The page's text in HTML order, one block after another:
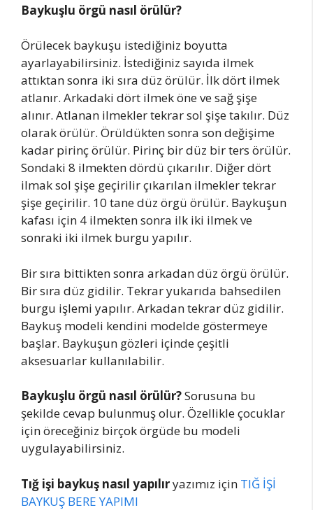
Baykuşlu örgü nasıl örülür?
Örülecek baykuşu istediğiniz boyutta
ayarlayabilirsiniz. İstediğiniz sayıda ilmek
attıktan sonra iki sıra düz örülür. İlk dört ilmek
atlanır. Arkadaki dört ilmek öne ve sağ şişe
alınır. Atlanan ilmekler tekrar sol şişe takılır. Düz
olarak örülür. Örüldükten sonra son değişime
kadar pirinç örülür. Pirinç bir düz bir ters örülür.
Sondaki 8 ilmekten dördü çıkarılır. Diğer dört
ilmak sol şişe geçirilir çıkarılan ilmekler tekrar
şişe geçirilir. 10 tane düz örgü örülür. Baykuşun
kafası için 4 ilmekten sonra ilk iki ilmek ve
sonraki iki ilmek burgu yapılır.
Bir sıra bittikten sonra arkadan düz örgü örülür.
Bir sıra düz gidilir. Tekrar yukarıda bahsedilen
burgu işlemi yapılır. Arkadan tekrar düz gidilir.
Baykuş modeli kendini modelde göstermeye
başlar. Baykuşun gözleri içinde çeşitli
aksesuarlar kullanılabilir.
Baykuşlu örgü nasıl örülür?Sorusuna bu
şekilde cevap bulunmuş olur. Özellikle çocuklar
için öreceğiniz birçok örgüde bu modeli
uygulayabilirsiniz.
Tığ işi baykuş nasıl yapılıryazımız için TIĞ İŞİ
BAYKUŞ BERE YAPIMI